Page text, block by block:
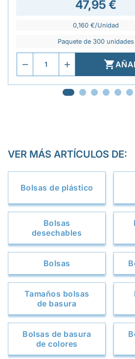
47,95 €
0,160 €/Unidad
Paquete de 300 unidades

VER MÁS ARTÍCULOS DE:
Bolsas de plástico
Bolsas
desechables
Bolsas
Tamaños bolsas
de basura
Bolsas de basura
de colores